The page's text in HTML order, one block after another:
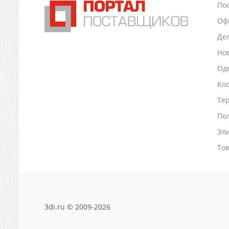
Промо
Антистрессы
Визитницы настольные
3di.ru © 2009-2026